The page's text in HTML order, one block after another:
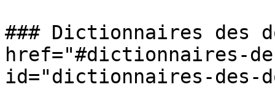
### Dictionnaires des
href="#dictionnaires-
id="dictionnaires-des-